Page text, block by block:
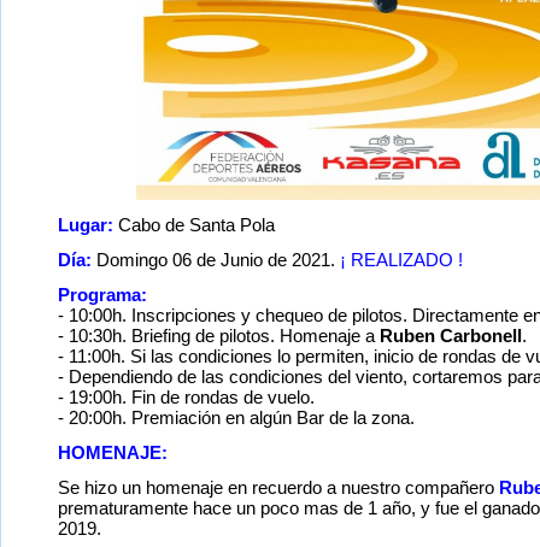
Lugar: Cabo de Santa Pola
Día: Domingo 06 de Junio de 2021. ¡ REALIZADO !
Programa:
- 10:00h. Inscripciones y chequeo de pilotos. Directamente
- 10:30h. Briefing de pilotos. Homenaje a Ruben Carbonell.
- 11:00h. Si las condiciones lo permiten, inicio de rondas de
- Dependiendo de las condiciones del viento, cortaremos
- 19:00h. Fin de rondas de vuelo.
- 20:00h. Premiación en algún Bar de la zona.
HOMENAJE:
Se hizo un homenaje en recuerdo a nuestro compañero
prematuramente hace un poco mas de 1 año, y fue el
2019.